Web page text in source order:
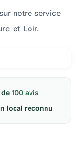
notre service
et-Loir.
de 100 avis
local reconnu